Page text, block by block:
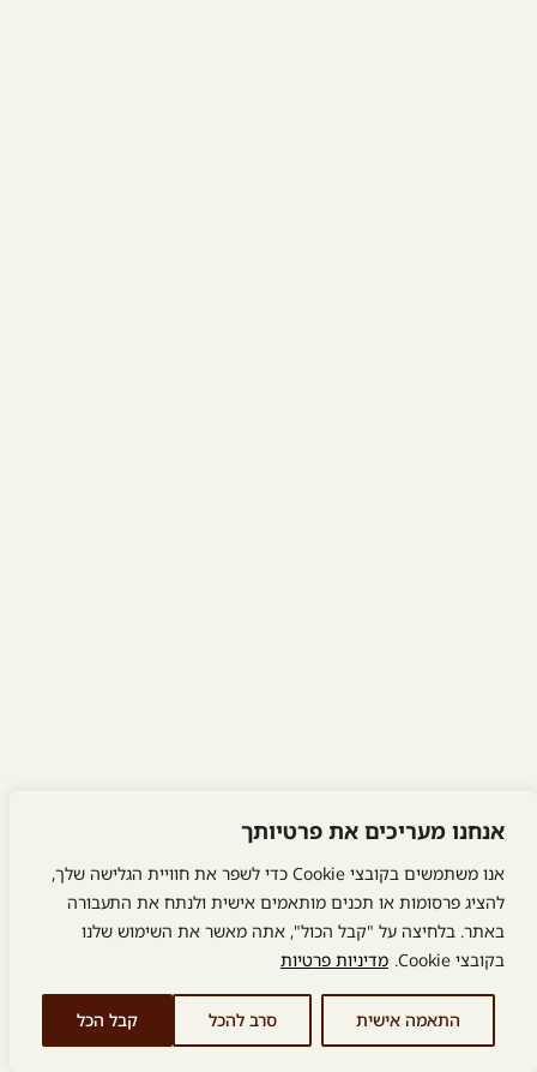
אנחנו מעריכים את פרטיותך
אנו משתמשים בקובצי Cookie כדי לשפר את חוויית הגלישה שלך,
להציג פרסומות או תכנים מותאמים אישית ולנתח את התעבורה
באתר. בלחיצה על "קבל הכול", אתה מאשר את השימוש שלנו
בקובצי Cookie.
מדיניות פרטיות
התאמה אישית סרב להכל קבל הכל